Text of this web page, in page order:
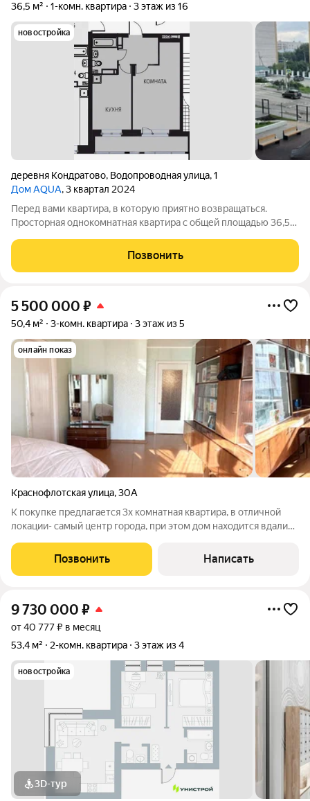
36,5 м² 1-комн. квартира 3 этаж из 16
новостройка
деревня Кондратово, Водопроводная улица,1
Дом AQUA, 3 квартал 2024
Перед вами квартира, в которую приятно возвращаться.
Просторная однокомнатная квартира с общей площадью 36,5
тех, кто ценит комфорт, уют и качество жизни. Светлые
комнаты, вид во двор,
Позвонить
5 500 000 ₽
50,4 м² 3-комн. квартира 3 этаж из 5
онлайн показ
Краснофлотская улица,30А
К покупке предлагается 3х комнатная квартира, в отличной
локации- самый центр города, при этом дом находится вдали
комфортного проживания - детские сады,школы, большое
количество магазинов,
Позвонить Написать
9 730 000 ₽
от 40 777 ₽ в месяц
53,4 м²
2-комн. квартира 3 этаж из 4
новостройка
3D-тур